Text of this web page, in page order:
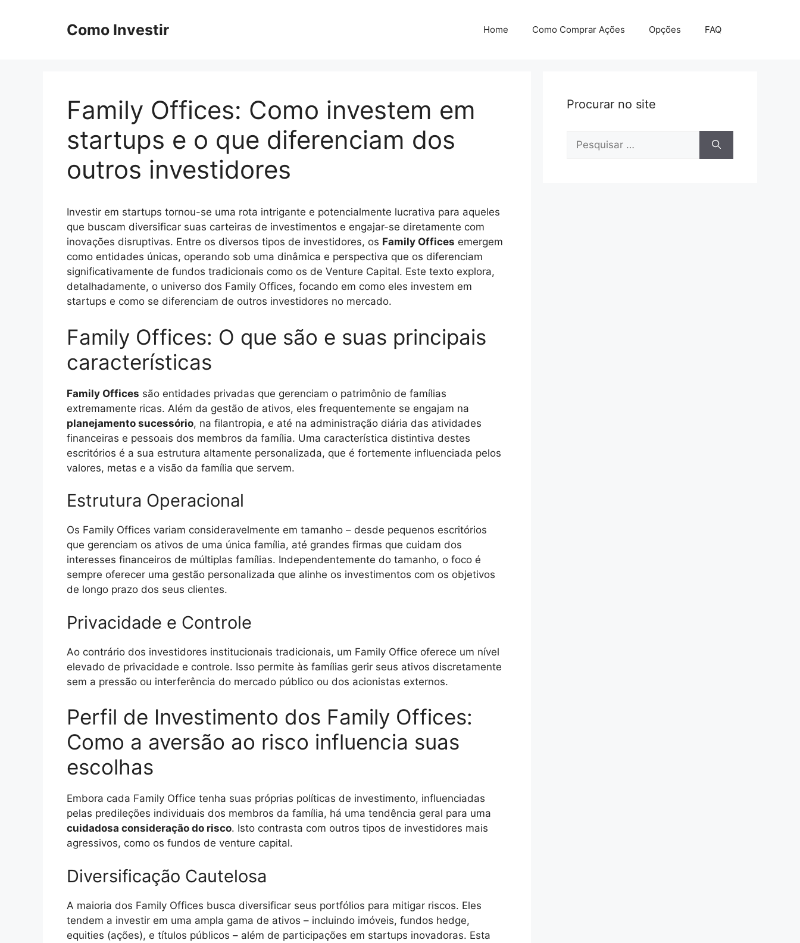
Como Investir Home Como Comprar Ações Opções FAQ
Family Offices: Como investem em
startups e o que diferenciam dos
outros investidores
Investir em startups tornou-se uma rota intrigante e potencialmente lucrativa para aqueles
que buscam diversificar suas carteiras de investimentos e engajar-se diretamente com
inovações disruptivas. Entre os diversos tipos de investidores, os Family Offices emergem
como entidades únicas, operando sob uma dinâmica e perspectiva que os diferenciam
significativamente de fundos tradicionais como os de Venture Capital. Este texto explora,
detalhadamente, o universo dos Family Offices, focando em como eles investem em
startups e como se diferenciam de outros investidores no mercado.
Family Offices: O que são e suas principais
características
Family Offices são entidades privadas que gerenciam o patrimônio de famílias
extremamente ricas. Além da gestão de ativos, eles frequentemente se engajam na
planejamento sucessório, na filantropia, e até na administração diária das atividades
financeiras e pessoais dos membros da família. Uma característica distintiva destes
escritórios é a sua estrutura altamente personalizada, que é fortemente influenciada pelos
valores, metas e a visão da família que servem.
Estrutura Operacional
Os Family Offices variam consideravelmente em tamanho – desde pequenos escritórios
que gerenciam os ativos de uma única família, até grandes firmas que cuidam dos
interesses financeiros de múltiplas famílias. Independentemente do tamanho, o foco é
sempre oferecer uma gestão personalizada que alinhe os investimentos com os objetivos
de longo prazo dos seus clientes.
Privacidade e Controle
Ao contrário dos investidores institucionais tradicionais, um Family Office oferece um nível
elevado de privacidade e controle. Isso permite às famílias gerir seus ativos discretamente
sem a pressão ou interferência do mercado público ou dos acionistas externos.
Perfil de Investimento dos Family Offices:
Como a aversão ao risco influencia suas
escolhas
Embora cada Family Office tenha suas próprias políticas de investimento, influenciadas
pelas predileções individuais dos membros da família, há uma tendência geral para uma
cuidadosa consideração do risco. Isto contrasta com outros tipos de investidores mais
agressivos, como os fundos de venture capital.
Diversificação Cautelosa
A maioria dos Family Offices busca diversificar seus portfólios para mitigar riscos. Eles
tendem a investir em uma ampla gama de ativos – incluindo imóveis, fundos hedge,
equities (ações), e títulos públicos – além de participações em startups inovadoras. Esta
Procurar no site
Pesquisar